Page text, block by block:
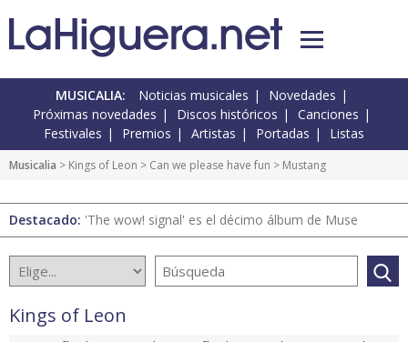
MUSICALIA: Noticias musicales
Novedades
Próximas novedades
Discos históricos
Canciones
Festivales
Premios Artistas Portadas Listas
Musicalia > Kings of Leon > Can we please have fun > Mustang
Destacado: 'The wow! signal' es el décimo álbum de Muse
Kings of Leon